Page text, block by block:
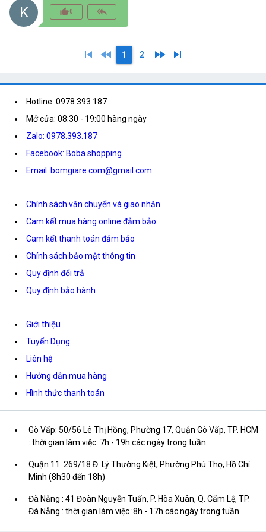
K thumb_up_alt0 reply_all
skip_previous fast_rewind 1 2 fast_forward skip_next
Hotline: 0978 393 187
Mở cửa: 08:30 - 19:00 hàng ngày
Zalo: 0978.393.187
Facebook: Boba shopping
Email: bomgiare.com@gmail.com
Chính sách vận chuyển và giao nhận
Cam kết mua hàng online đảm bảo
Cam kết thanh toán đảm bảo
Chính sách bảo mật thông tin
Quy định đổi trả
Quy định bảo hành
Giới thiệu
Tuyển Dụng
Liên hệ
Hướng dẫn mua hàng
Hình thức thanh toán
Gò Vấp: 50/56 Lê Thị Hồng, Phường 17, Quận Gò Vấp, TP. HCM
: thời gian làm việc :7h - 19h các ngày trong tuần.
Quận 11: 269/18 Đ. Lý Thường Kiệt, Phường Phú Thọ, Hồ Chí
Minh (8h30 đến 18h)
Đà Nẵng : 41 Đoàn Nguyễn Tuấn, P. Hòa Xuân, Q. Cẩm Lệ, TP.
Đà Nẵng : thời gian làm việc :8h - 17h các ngày trong tuần.